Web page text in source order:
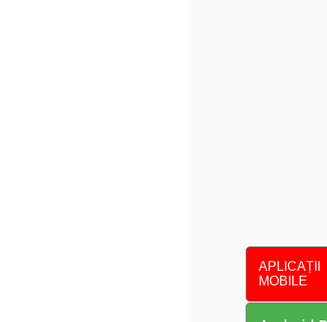
APLICAȚII
MOBILE